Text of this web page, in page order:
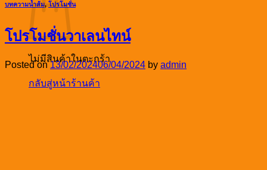
ไม่มีสินค้าในตะกร้า
กลับสู่หน้าร้านค้า
บทความน้ำส้ม,โปรโมชั่น
โปรโมชั่นวาเลนไทน์
Posted on13/02/202406/04/2024 by admin